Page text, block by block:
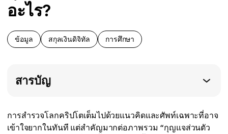
อะไร?
ข้อมูล สกุลเงินดิจิทัล การศึกษา
สารบัญ
การสำรวจโลกคริปโตเต็มไปด้วยแนวคิดและศัพท์เฉพาะที่อาจ
เข้าใจยากในทันที แต่สำคัญมากต่อภาพรวม “กุญแจส่วนตัว